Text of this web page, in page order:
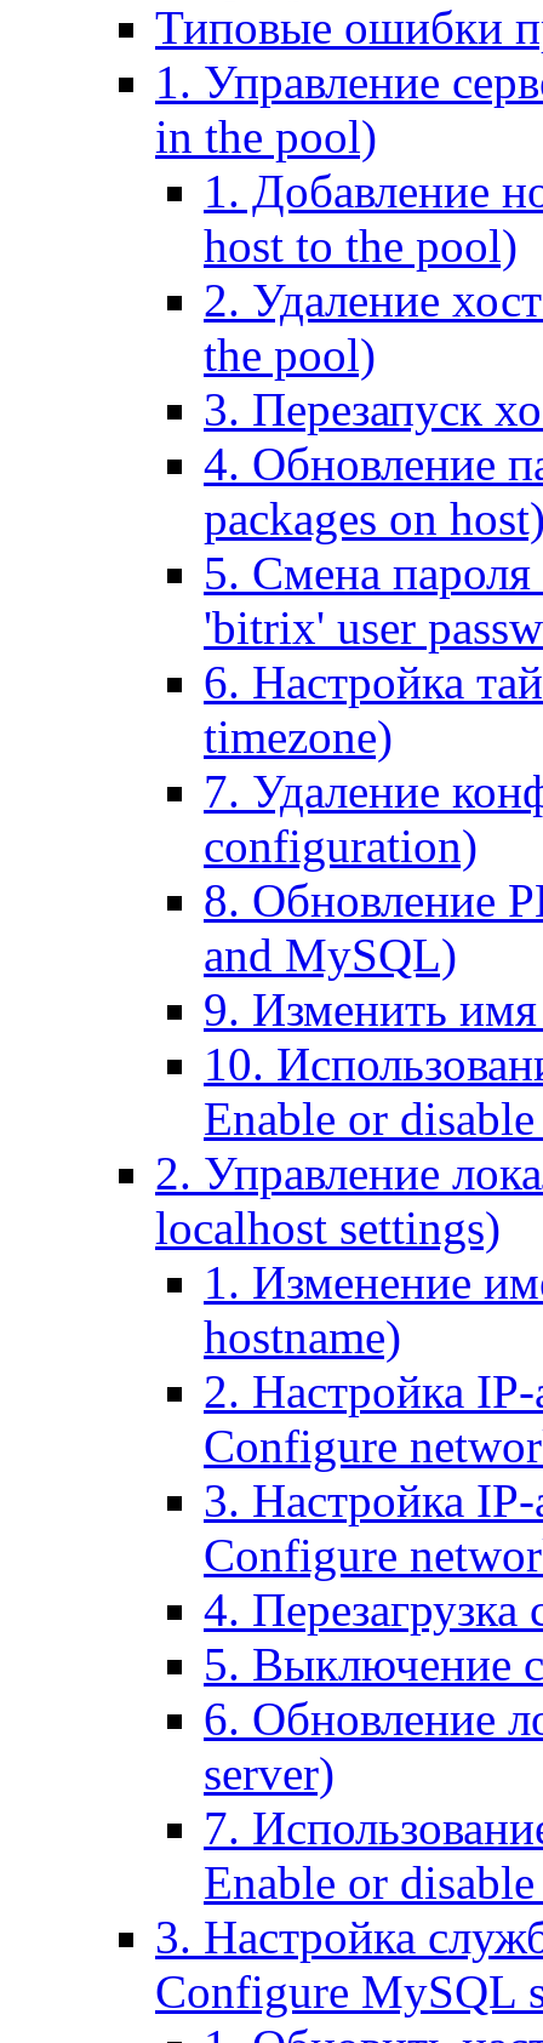
Типовые ошибки
1. Управление
in the pool)
1. Добавление
host to the pool)
2. Удаление
the pool)
3. Перезапуск
4. Обновление
packages on
5. Смена пароля
'bitrix' user
6. Настройка
timezone)
7. Удаление
configuration)
8. Обновление
and MySQL)
9. Изменить имя
10.
Enable or
2. Управление
localhost settings)
1. Изменение
hostname)
2. Настройка IP-
Configure
3. Настройка
Configure
4. Перезагрузка
5. Выключение
6. Обновление
server)
7.
Enable or
3. Настройка
Configure MySQL